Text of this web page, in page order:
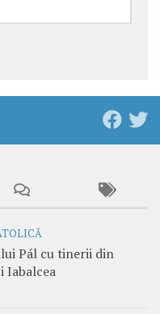
Pál cu tinerii din
Iabalcea